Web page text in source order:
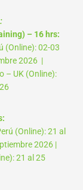
– 16 hrs:
(Online): 02-03
2026 |
– UK (Online):
(Online): 21 al
2026 |
21 al 25